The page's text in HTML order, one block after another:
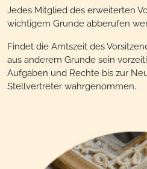
Jedes Mitglied des erweiterten
wichtigem Grunde abberufen
Findet die Amtszeit des
aus anderem Grunde sein
Aufgaben und Rechte bis zur
Stellvertreter wahrgenommen.